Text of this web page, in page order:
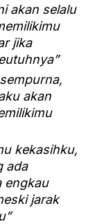
akan selalu
jika
akan
kekasihku,
ada
engkau
jarak